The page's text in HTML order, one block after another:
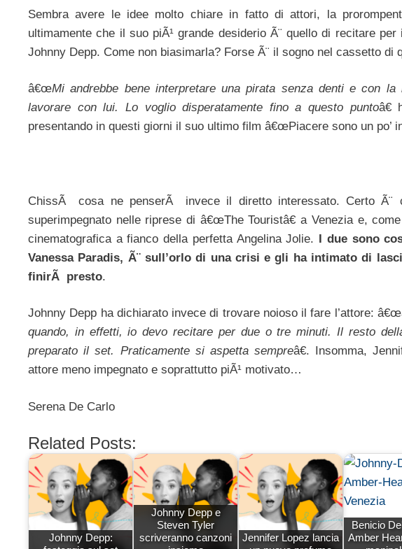
Sembra avere le idee molto chiare in fatto di attori, la
ultimamente che il suo piÃ¹ grande desiderio Ã¨ quello di recitare
Johnny Depp. Come non biasimarla? Forse Ã¨ il sogno nel cassetto
â€œMi andrebbe bene interpretare una pirata senza denti e con la
lavorare con lui. Lo voglio disperatamente fino a questo punto
presentando in questi giorni il suo ultimo film â€œPiacere sono un po’
ChissÃ cosa ne penserÃ invece il diretto interessato. Certo Ã¨
superimpegnato nelle riprese di â€œThe Touristâ€ a Venezia e,
cinematografica a fianco della perfetta Angelina Jolie. I due sono
Vanessa Paradis, Ã¨ sull’orlo di una crisi e gli ha intimato di
finirÃ presto.
Johnny Depp ha dichiarato invece di trovare noioso il fare l’attore: â€œ
quando, in effetti, io devo recitare per due o tre minuti. Il resto
preparato il set. Praticamente si aspetta sempreâ€. Insomma,
attore meno impegnato e soprattutto piÃ¹ motivato…
Serena De Carlo
Related Posts:
Johnny Depp:
Johnny Depp e
Steven Tyler
scriveranno canzoni
Jennifer Lopez lancia
Benicio
Amber